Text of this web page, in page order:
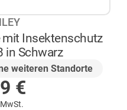
mit Insektenschutz
in Schwarz
weiteren Standorte
€